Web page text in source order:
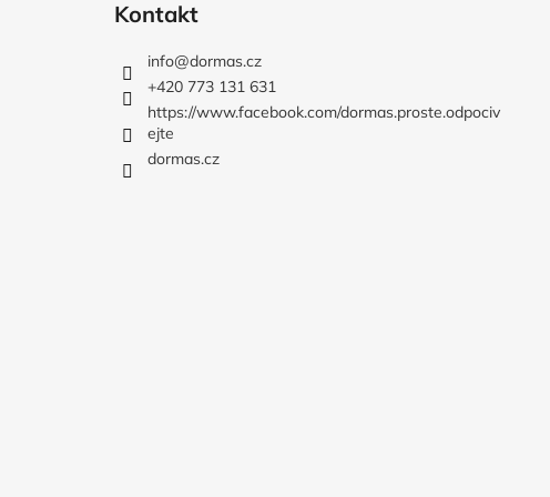
Kontakt
info@dormas.cz
+420 773 131 631
https://www.facebook.com/dormas.proste.odpociv
ejte
dormas.cz